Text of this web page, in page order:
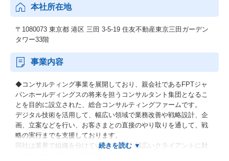
本社所在地
〒1080073 東京都 港区 三田 3-5-19 住友不動産東京三田ガーデン
タワー33階
事業内容
◆コンサルティング事業を展開しており、親会社であるFPTジャ
パンホールディングスの将来を担うコンサルタント集団となるこ
とを目的に設立された、総合コンサルティングファームです。
デジタル技術を活用して、幅広い領域で業務改善や戦略設計、企
画、立案などを行い、お客さまとの直接のやり取りを通して、戦
略の実行までを支援しております。
同社は業界で組織を分けていないため、幅広いクライアントに対